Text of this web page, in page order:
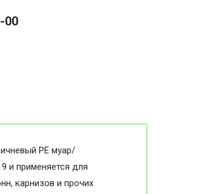
00
PE муар/
и применяется для
карнизов и прочих